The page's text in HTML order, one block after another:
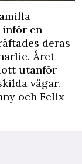
inför en
deras
Året
utanför
vägar.
och Felix